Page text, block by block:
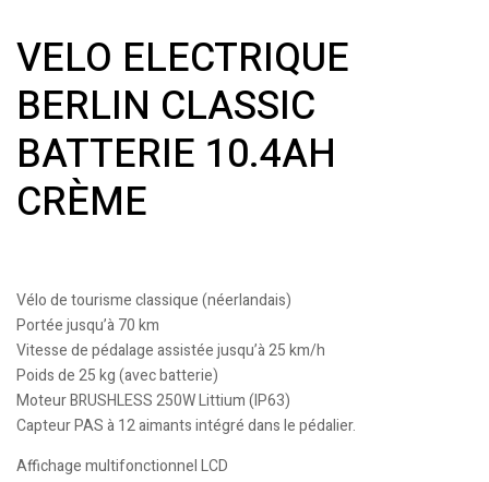
VELO ELECTRIQUE
BERLIN CLASSIC
BATTERIE 10.4AH
CRÈME
Vélo de tourisme classique (néerlandais)
Portée jusqu’à 70 km
Vitesse de pédalage assistée jusqu’à 25 km/h
Poids de 25 kg (avec batterie)
Moteur BRUSHLESS 250W Littium (IP63)
Capteur PAS à 12 aimants intégré dans le pédalier.
Affichage multifonctionnel LCD